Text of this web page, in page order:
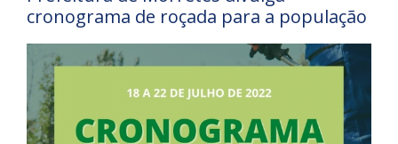
cronograma de roçada para a população